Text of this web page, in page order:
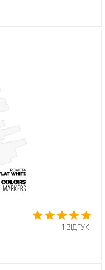
1 ВІДГУК